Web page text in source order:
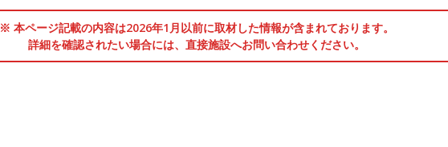
※ 本ページ記載の内容は2026年1月以前に取材した情報が含まれております。
詳細を確認されたい場合には、直接施設へお問い合わせください。